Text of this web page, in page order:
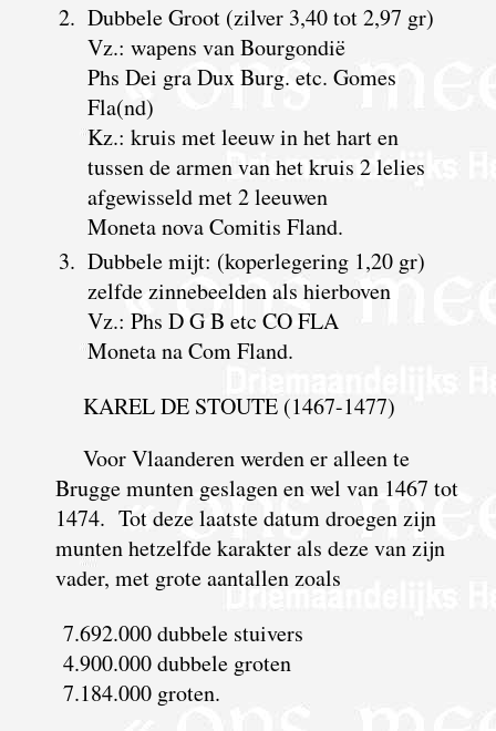
2. Dubbele Groot (zilver 3,40 tot 2,97 gr)
Vz.: wapens van Bourgondië
Phs Dei gra Dux Burg. etc. Gomes
Fla(nd)
Kz.: kruis met leeuw in het hart en
tussen de armen van het kruis 2 lelies
afgewisseld met 2 leeuwen
Moneta nova Comitis Fland.
3. Dubbele mijt: (koperlegering 1,20 gr)
zelfde zinnebeelden als hierboven
Vz.: Phs D G B etc CO FLA
Moneta na Com Fland.
KAREL DE STOUTE (1467-1477)
Voor Vlaanderen werden er alleen te
Brugge munten geslagen en wel van 1467 tot
1474. Tot deze laatste datum droegen zijn
munten hetzelfde karakter als deze van zijn
vader, met grote aantallen zoals
7.692.000 dubbele stuivers
4.900.000 dubbele groten
7.184.000 groten.